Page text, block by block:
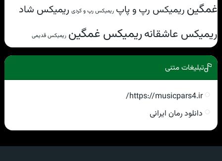
غمگین ریمیکس رپ و پاپ ریمیکس رپ و کردی ریمیکس شاد
ریمیکس عاشقانهریمیکس غمگین ریمیکس قدیمی
تبلیغات متنی
https://musicpars4.ir/
دانلود رمان ایرانی